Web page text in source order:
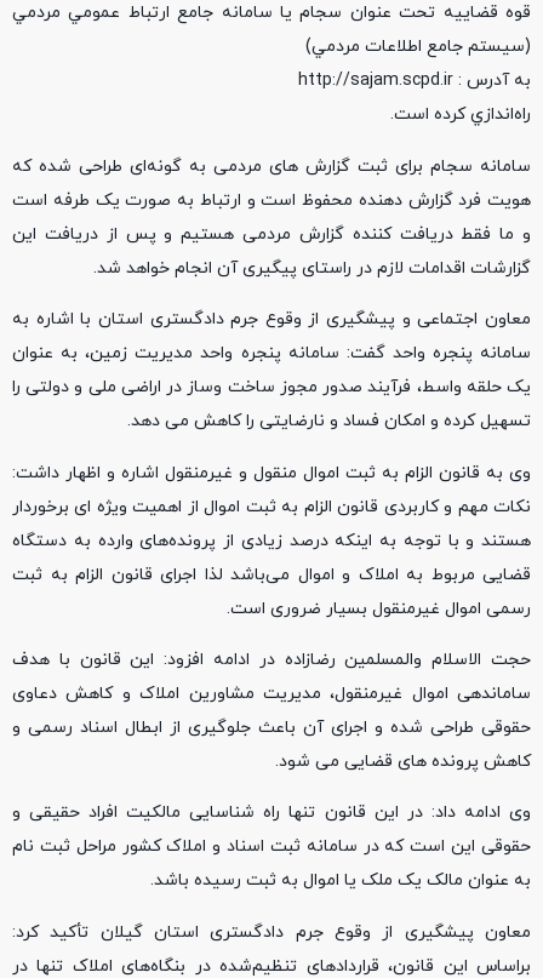
قوه قضاييه تحت عنوان سجام يا سامانه جامع ارتباط عمومي مردمي
(سيستم جامع اطلاعات مردمي)
به آدرس : http://sajam.scpd.ir
راه‌اندازي کرده است.
سامانه سجام برای ثبت گزارش های مردمی به گونه‌ای طراحی شده که
هویت فرد گزارش دهنده محفوظ است و ارتباط به صورت یک طرفه است
و ما فقط دریافت کننده گزارش مردمی هستیم و پس از دریافت این
گزارشات اقدامات لازم در راستای ‌پیگیری آن انجام خواهد شد.
معاون اجتماعی و پیشگیری از وقوع جرم دادگستری استان با اشاره به
سامانه پنجره واحد گفت: سامانه پنجره واحد مدیریت زمین، به عنوان
یک حلقه واسط، فرآیند صدور مجوز ساخت وساز در اراضی ملی و دولتی را
تسهیل کرده و امکان فساد و نارضایتی را کاهش می دهد.
وی به قانون الزام به ثبت اموال منقول و غیرمنقول اشاره و اظهار داشت:
نکات مهم و کاربردی قانون الزام به ثبت اموال از اهمیت ویژه ای برخوردار
هستند و با توجه به اینکه درصد زیادی از پرونده‌های وارده به دستگاه
قضایی مربوط به املاک و اموال می‌باشد لذا اجرای قانون الزام به ثبت
رسمی اموال غیرمنقول بسیار ضروری است.
حجت الاسلام والمسلمین رضازاده در ادامه افزود: این قانون با هدف
ساماندهی اموال غیرمنقول، مدیریت مشاورین املاک و کاهش دعاوی
حقوقی طراحی شده و اجرای آن باعث جلوگیری از ابطال اسناد رسمی و
کاهش پرونده های قضایی می شود.
وی ادامه داد: در این قانون تنها راه شناسایی مالکیت افراد حقیقی و
حقوقی این است که در سامانه ثبت اسناد و املاک کشور مراحل ثبت نام
به عنوان مالک یک ملک یا اموال به ثبت رسیده باشد.
معاون پیشگیری از وقوع جرم دادگستری استان گیلان تأکید کرد:
براساس این قانون، قراردادهای تنظیم‌شده در بنگاه‌های املاک تنها در